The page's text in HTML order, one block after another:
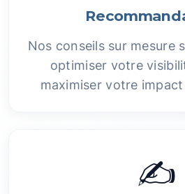
Nos conseils sur mesure
optimiser votre
maximiser votre
✍️